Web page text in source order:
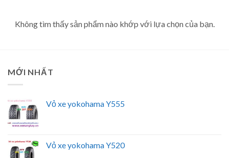
Không tìm thấy sản phẩm nào khớp với lựa chọn của bạn.
MỚI NHẤT
Vỏ xe yokohama Y555
Vỏ xe yokohama Y520